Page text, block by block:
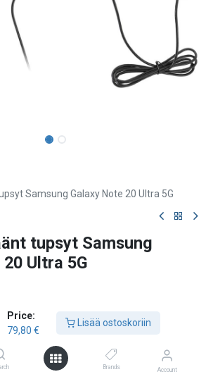
Price:
79,80 €
Lisää ostoskoriin
Brands Account
Samsung Galaxy Note 20 Ultra 5G
tupsyt Samsung
Ultra 5G
Lisää ostoskoriin